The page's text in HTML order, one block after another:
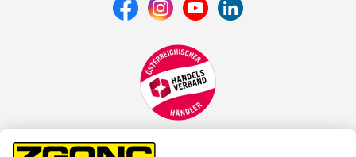
*der "statt"-Preis ist der niedrigste von uns in den letzten 30